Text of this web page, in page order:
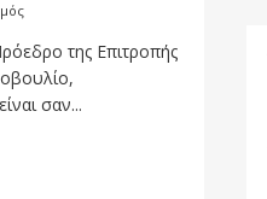
της Επιτροπής
σαν...